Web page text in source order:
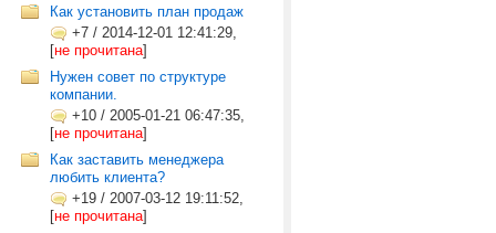
Как установить план продаж
+7 / 2014-12-01 12:41:29,
[не прочитана]
Нужен совет по структуре
компании.
+10 / 2005-01-21 06:47:35,
[не прочитана]
Как заставить менеджера
любить клиента?
+19 / 2007-03-12 19:11:52,
[не прочитана]